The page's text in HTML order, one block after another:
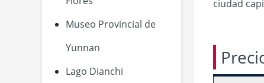
Museo Provincial de
Yunnan
Lago Dianchi
ciudad